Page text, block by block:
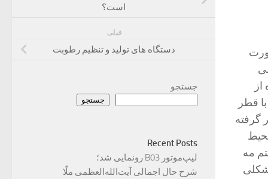
قطر
گرفته
مه
است؟
قبلی
دستگاه های تولید و تنظیم رطوبت
جستجو
جستجو
Recent Posts
لیپ‌موتور B03 رونمایی شد؛
شرح حال اجمالی آیت‌الله‌العظمی ملّا